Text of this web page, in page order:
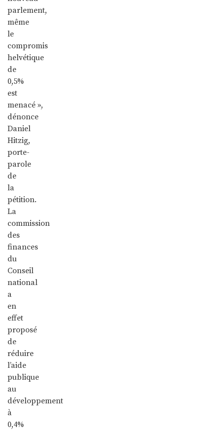
parlement,
même
le
compromis
helvétique
de
0,5%
est
menacé »,
dénonce
Daniel
Hitzig,
porte-
parole
de
la
pétition.
La
commission
des
finances
du
Conseil
national
a
en
effet
proposé
de
réduire
l’aide
publique
au
développement
à
0,4%